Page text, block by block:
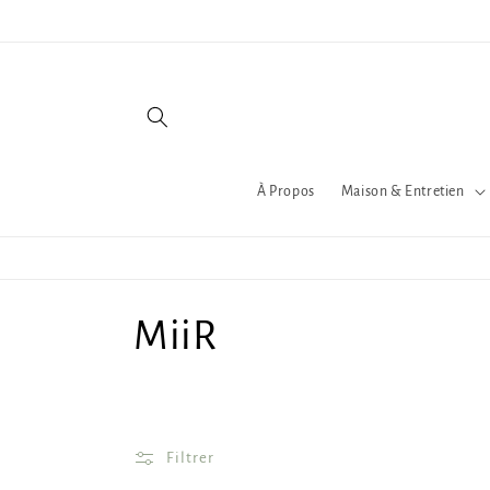
À Propos Maison & Entretien
C
l
MiiR
Filtrer